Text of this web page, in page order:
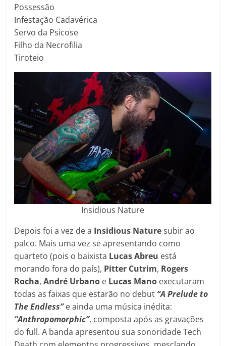
Possessão
Infestação Cadavérica
Servo da Psicose
Filho da Necrofilia
Tiroteio
Insidious Nature
Depois foi a vez de a Insidious Naturesubir ao
palco. Mais uma vez se apresentando como
quarteto (pois o baixista Lucas Abreu está
morando fora do país), Pitter Cutrim, Rogers
Rocha,André Urbano e Lucas Mano executaram
todas as faixas que estarão no debut “A Prelude to
The Endless”e ainda uma música inédita:
“Anthropomorphic”, composta após as gravações
do full. A banda apresentou sua sonoridade Tech